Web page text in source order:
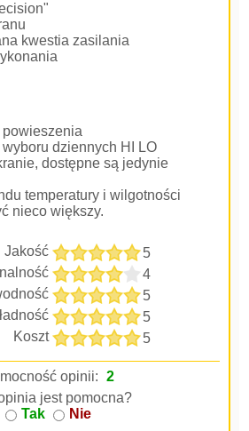
kwestia zasilania
dziennych HI LO
dostępne są jedynie
temperatury i wilgotności
nieco większy.
Jakość
5
4
5
5
Koszt
5
opinii: 2
jest pomocna?
Tak
Nie